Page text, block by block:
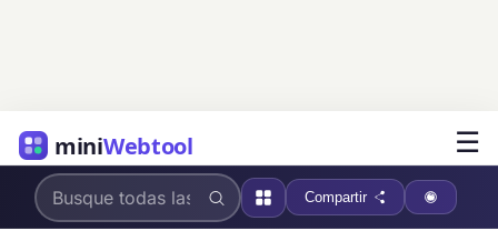
miniWebtool ☰
Compartir